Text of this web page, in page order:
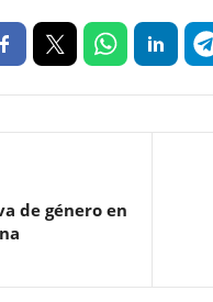
de género en